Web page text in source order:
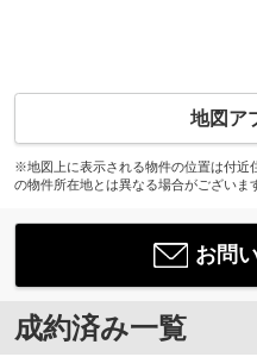
地図ア
※地図上に表示される物件の位置は付近
の物件所在地とは異なる場合がございま
お問
成約済み一覧